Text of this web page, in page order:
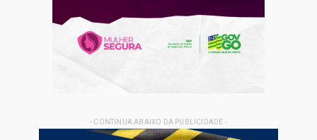
- CONTINUA ABAIXO DA PUBLICIDADE -